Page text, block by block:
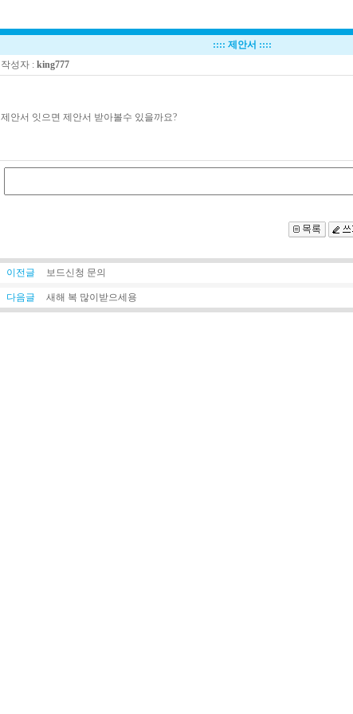
:::: 제안서 ::::
작성자 : king777
제안서 잇으면 제안서 받아볼수 있을까요?
이전글 보드신청 문의
다음글 새해 복 많이받으세용